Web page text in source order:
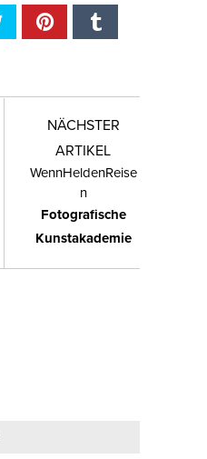
NÄCHSTER
ARTIKEL
WennHeldenReise
n
Fotografische
Kunstakademie